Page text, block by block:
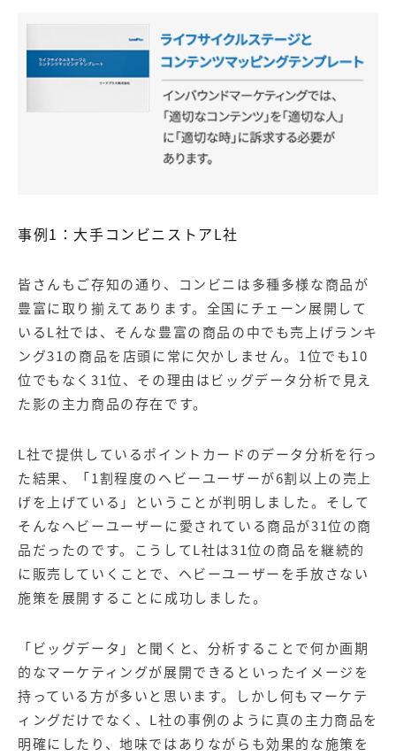
事例1：大手コンビニストアL社
皆さんもご存知の通り、コンビニは多種多様な商品が
豊富に取り揃えてあります。全国にチェーン展開して
いるL社では、そんな豊富の商品の中でも売上げランキ
ング31の商品を店頭に常に欠かしません。1位でも10
位でもなく31位、その理由はビッグデータ分析で見え
た影の主力商品の存在です。
L社で提供しているポイントカードのデータ分析を行っ
た結果、「1割程度のヘビーユーザーが6割以上の売上
げを上げている」ということが判明しました。そして
そんなヘビーユーザーに愛されている商品が31位の商
品だったのです。こうしてL社は31位の商品を継続的
に販売していくことで、ヘビーユーザーを手放さない
施策を展開することに成功しました。
「ビッグデータ」と聞くと、分析することで何か画期
的なマーケティングが展開できるといったイメージを
持っている方が多いと思います。しかし何もマーケテ
ィングだけでなく、L社の事例のように真の主力商品を
明確にしたり、地味ではありながらも効果的な施策を